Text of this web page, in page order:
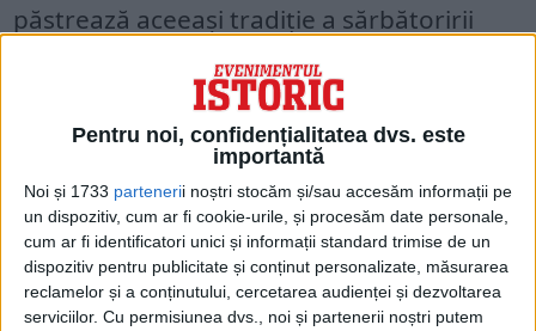
Pentru noi, confidențialitatea dvs. este
importantă
Noi și 1733 partenerii noștri stocăm și/sau accesăm informații pe
un dispozitiv, cum ar fi cookie-urile, și procesăm date personale,
cum ar fi identificatori unici și informații standard trimise de un
dispozitiv pentru publicitate și conținut personalizate, măsurarea
reclamelor și a conținutului, cercetarea audienței și dezvoltarea
serviciilor. Cu permisiunea dvs., noi și partenerii noștri putem
păstrează aceeaşi tradiţie a sărbătoririi
Crăciunului pe 6 ianuarie, odată cu Botezul
Domnului: Biserica Egipteană Coptă,
Biserica Ortodoxă Etiopiană, Biserica
Eritreeană, Biserica Ortodoxă Siriacă şi
Biserica Ortodoxă Malankara din India.